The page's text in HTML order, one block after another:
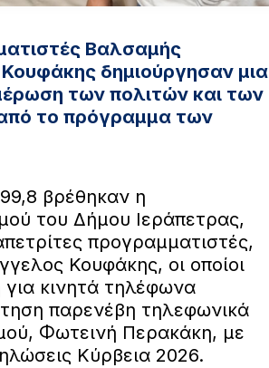
Βαλσαμής
δημιούργησαν μια
των πολιτών και των
το πρόγραμμα των
βρέθηκαν η
του Δήμου Ιεράπετρας,
προγραμματιστές,
Κουφάκης, οι οποίοι
κινητά τηλέφωνα
παρενέβη τηλεφωνικά
Φωτεινή Περακάκη, με
Κύρβεια 2026.